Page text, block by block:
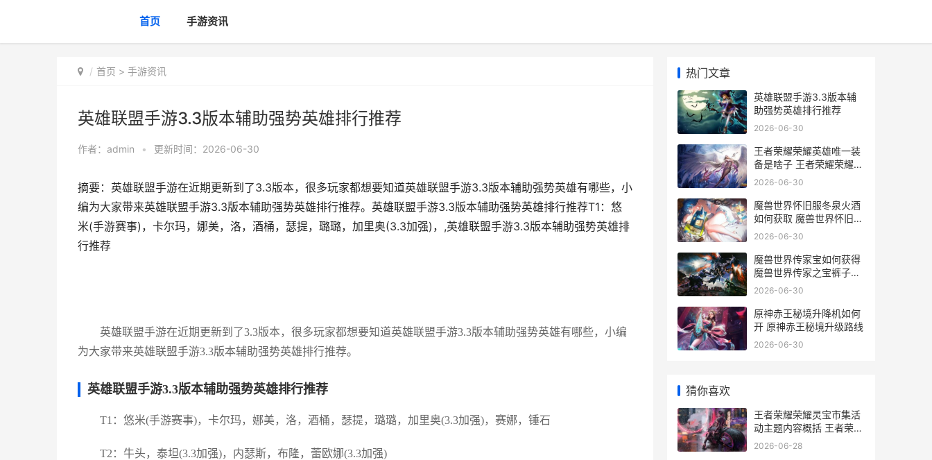
首页 手游资讯
首页 > 手游资讯
英雄联盟手游3.3版本辅助强势英雄排行推荐
作者： admin • 更新时间：2026-06-30
摘要：英雄联盟手游在近期更新到了3.3版本，很多玩家都想要知道英雄联盟手游3.3版本辅助强势英雄有哪些，小
编为大家带来英雄联盟手游3.3版本辅助强势英雄排行推荐。英雄联盟手游3.3版本辅助强势英雄排行推荐T1：悠
米(手游赛事)，卡尔玛，娜美，洛，酒桶，瑟提，璐璐，加里奥(3.3加强)，,英雄联盟手游3.3版本辅助强势英雄排
行推荐
英雄联盟手游在近期更新到了3.3版本，很多玩家都想要知道英雄联盟手游3.3版本辅助强势英雄有哪些，小编
为大家带来英雄联盟手游3.3版本辅助强势英雄排行推荐。
英雄联盟手游3.3版本辅助强势英雄排行推荐
T1：悠米(手游赛事)，卡尔玛，娜美，洛，酒桶，瑟提，璐璐，加里奥(3.3加强)，赛娜，锤石
T2：牛头，泰坦(3.3加强)，内瑟斯，布隆，蕾欧娜(3.3加强)
热门文章
英雄联盟手游3.3版本辅
助强势英雄排行推荐
2026-06-30
王者荣耀荣耀英雄唯一装
备是啥子 王者荣耀荣耀英
雄称号有哪些_1
2026-06-30
魔兽世界怀旧服冬泉火酒
如何获取 魔兽世界怀旧服
巫妖王之怒
2026-06-30
魔兽世界传家宝如何获得
魔兽世界传家之宝裤子怎
么买
2026-06-30
原神赤王秘境升降机如何
开 原神赤王秘境升级路线
2026-06-30
猜你喜欢
王者荣耀荣耀灵宝市集活
动主题内容概括 王者荣耀
灵感获得攻略
2026-06-28